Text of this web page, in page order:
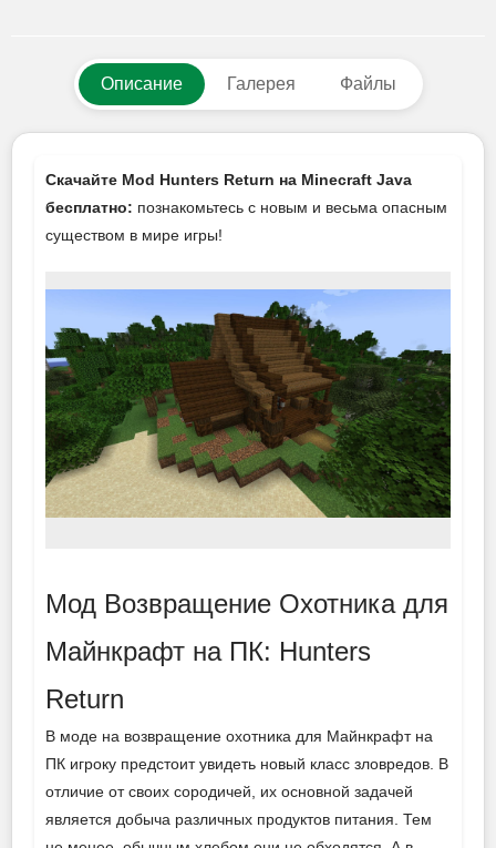
Описание Галерея Файлы
Скачайте Mod Hunters Return на Minecraft Java
бесплатно: познакомьтесь с новым и весьма опасным
существом в мире игры!
Мод Возвращение Охотника для
Майнкрафт на ПК: Hunters
Return
В моде на возвращение охотника для Майнкрафт на
ПК игроку предстоит увидеть новый класс зловредов. В
отличие от своих сородичей, их основной задачей
является добыча различных продуктов питания. Тем